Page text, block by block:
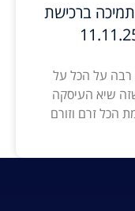
ברכישת
רבה על הכל על
שזה שיא העיסקה
הכל זרם וזורם